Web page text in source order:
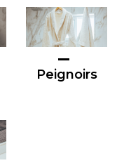
Peignoirs